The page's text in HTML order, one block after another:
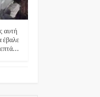
αυτή
έβαλε